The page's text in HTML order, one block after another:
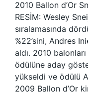
2010 Ballon d’Or
RESİM: Wesley
sıralamasında
%22’sini, Andres
aldı. 2010
ödülüne aday
yükseldi ve ödülü
2009 Ballon d’Or